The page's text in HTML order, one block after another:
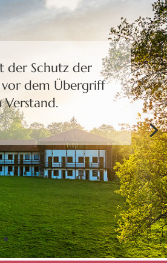
der Schutz der
vor dem Übergriff